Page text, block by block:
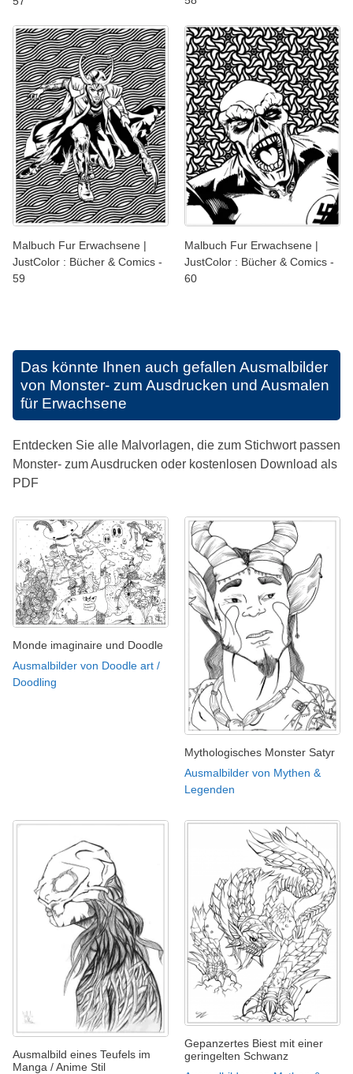
Malbuch Fur Erwachsene |
JustColor : Bücher & Comics -
59
Malbuch Fur Erwachsene |
JustColor : Bücher & Comics -
60
Das könnte Ihnen auch gefallen Ausmalbilder
von Monster- zum Ausdrucken und Ausmalen
für Erwachsene
Entdecken Sie alle Malvorlagen, die zum Stichwort passen
Monster- zum Ausdrucken oder kostenlosen Download als
PDF
Monde imaginaire und Doodle
Ausmalbilder von Doodle art /
Doodling
Mythologisches Monster Satyr
Ausmalbilder von Mythen &
Legenden
Ausmalbild eines Teufels im
Manga / Anime Stil
Gepanzertes Biest mit einer
geringelten Schwanz